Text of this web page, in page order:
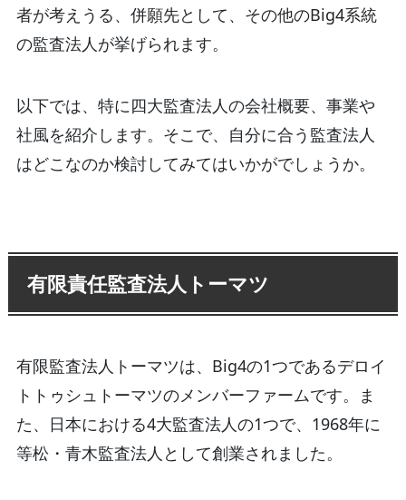
者が考えうる、併願先として、その他のBig4系統
の監査法人が挙げられます。
以下では、特に四大監査法人の会社概要、事業や
社風を紹介します。そこで、自分に合う監査法人
はどこなのか検討してみてはいかがでしょうか。
有限責任監査法人トーマツ
有限監査法人トーマツは、Big4の1つであるデロイ
トトゥシュトーマツのメンバーファームです。ま
た、日本における4大監査法人の1つで、1968年に
等松・青木監査法人として創業されました。